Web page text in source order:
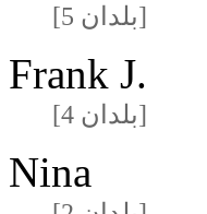
[5 بلدان]
Frank J.
[4 بلدان]
Nina